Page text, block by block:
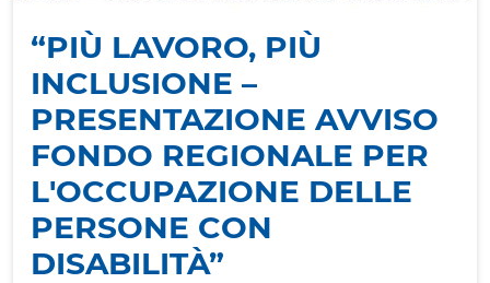
“PIÙ LAVORO, PIÙ
INCLUSIONE –
PRESENTAZIONE AVVISO
FONDO REGIONALE PER
L'OCCUPAZIONE DELLE
PERSONE CON
DISABILITÀ”